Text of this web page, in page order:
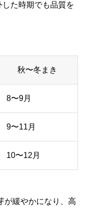
た時期でも品質を
秋〜冬まき
8〜9月
9〜11月
10〜12月
が緩やかになり、高